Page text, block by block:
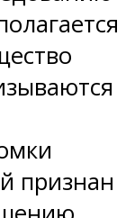
признан